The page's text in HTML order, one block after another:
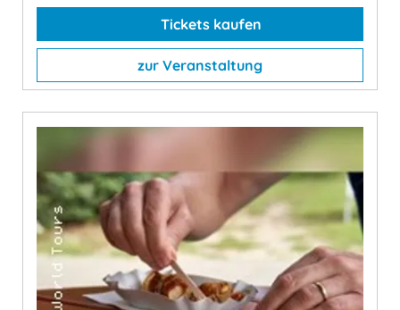
Tickets kaufen
zur Veranstaltung